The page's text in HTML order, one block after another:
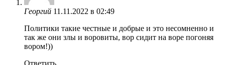
Георгий 11.11.2022 в 02:49
Политики такие честные и добрые и это несомненно и
так же они злы и воровиты, вор сидит на воре погоняя
вором!))
Ответить